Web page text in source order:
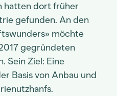
hatten dort früher
gefunden. An den
möchte
gegründeten
Sein Ziel: Eine
Basis von Anbau und